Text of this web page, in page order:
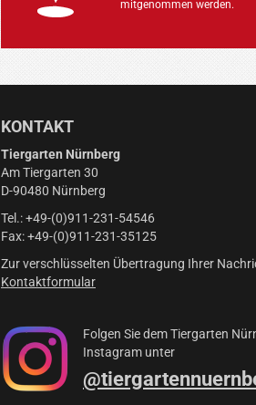
mitgenommen werden.
KONTAKT
Tiergarten Nürnberg
Am Tiergarten 30
D-90480 Nürnberg
Tel.: +49-(0)911-231-54546
Fax: +49-(0)911-231-35125
Zur verschlüsselten Übertragung Ihrer
Kontaktformular
Folgen Sie dem Tiergarten
Instagram unter